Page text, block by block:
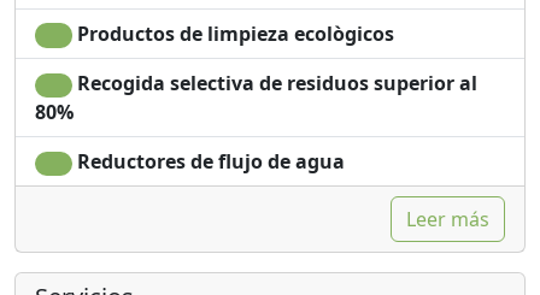
Productos de limpieza ecològicos
Recogida selectiva de residuos superior al
80%
Reductores de flujo de agua
Leer más